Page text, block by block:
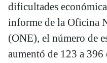
dificultades
informe de la Oficina
(ONE), el número de
aumentó de 123 a